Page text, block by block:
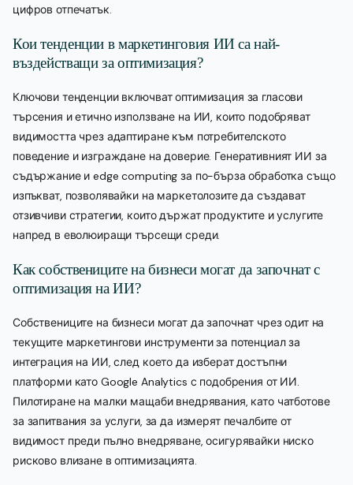
цифров отпечатък.
Кои тенденции в маркетинговия ИИ са най-
въздействащи за оптимизация?
Ключови тенденции включват оптимизация за гласови
търсения и етично използване на ИИ, които подобряват
видимостта чрез адаптиране към потребителското
поведение и изграждане на доверие. Генеративният ИИ за
съдържание и edge computing за по-бърза обработка също
изпъкват, позволявайки на маркетолозите да създават
отзивчиви стратегии, които държат продуктите и услугите
напред в еволюиращи търсещи среди.
Как собствениците на бизнеси могат да започнат с
оптимизация на ИИ?
Собствениците на бизнеси могат да започнат чрез одит на
текущите маркетингови инструменти за потенциал за
интеграция на ИИ, след което да изберат достъпни
платформи като Google Analytics с подобрения от ИИ.
Пилотиране на малки мащаби внедрявания, като чатботове
за запитвания за услуги, за да измерят печалбите от
видимост преди пълно внедряване, осигурявайки ниско
рисково влизане в оптимизацията.